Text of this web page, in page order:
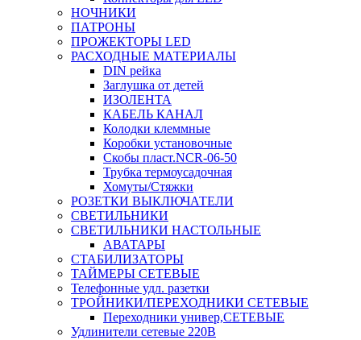
НОЧНИКИ
ПАТРОНЫ
ПРОЖЕКТОРЫ LED
РАСХОДНЫЕ МАТЕРИАЛЫ
DIN рейка
Заглушка от детей
ИЗОЛЕНТА
КАБЕЛЬ КАНАЛ
Колодки клеммные
Коробки установочные
Скобы пласт.NCR-06-50
Трубка термоусадочная
Хомуты/Стяжки
РОЗЕТКИ ВЫКЛЮЧАТЕЛИ
СВЕТИЛЬНИКИ
СВЕТИЛЬНИКИ НАСТОЛЬНЫЕ
АВАТАРЫ
СТАБИЛИЗАТОРЫ
ТАЙМЕРЫ СЕТЕВЫЕ
Телефонные удл. разетки
ТРОЙНИКИ/ПЕРЕХОДНИКИ СЕТЕВЫЕ
Переходники универ,СЕТЕВЫЕ
Удлинители сетевые 220В